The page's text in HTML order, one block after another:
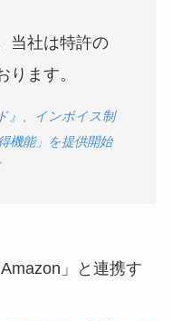
当社は特許の
ます。
』、インボイス制
機能」を提供開始
」と連携す